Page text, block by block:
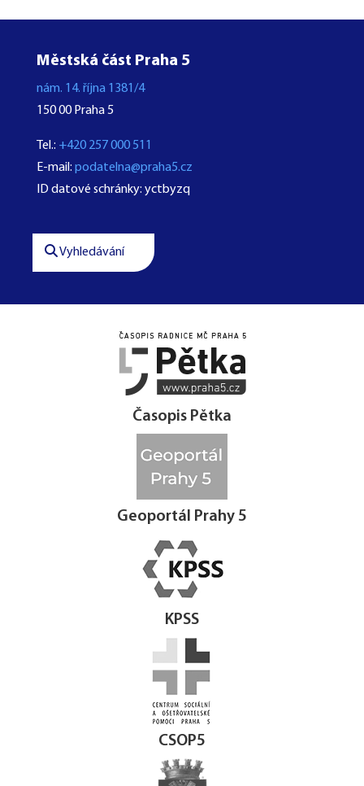
Městská část Praha 5
nám. 14. října 1381/4
150 00 Praha 5
Tel.: +420 257 000 511
E-mail: podatelna@praha5.cz
ID datové schránky: yctbyzq
Vyhledávání
 
Časopis Pětka
Geoportál Prahy 5
KPSS
CSOP5